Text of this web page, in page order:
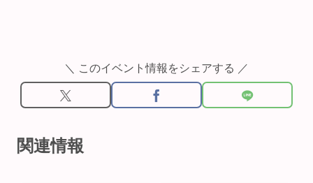
＼ このイベント情報をシェアする ／
関連情報